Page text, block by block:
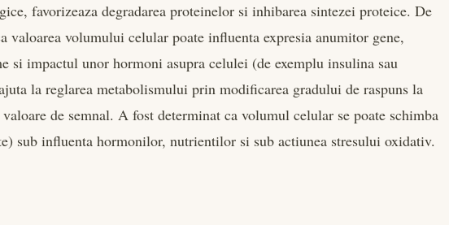
favorizeaza degradarea proteinelor si inhibarea sintezei proteice. De
valoarea volumului celular poate influenta expresia anumitor gene,
si impactul unor hormoni asupra celulei (de exemplu insulina sau
la reglarea metabolismului prin modificarea gradului de raspuns la
de semnal. A fost determinat ca volumul celular se poate schimba
sub influenta hormonilor, nutrientilor si sub actiunea stresului oxidativ.